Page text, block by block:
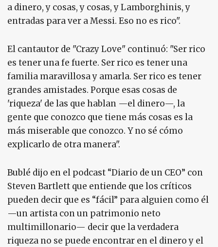
a dinero, y cosas, y cosas, y Lamborghinis, y
entradas para ver a Messi. Eso no es rico".
El cantautor de "Crazy Love" continuó: "Ser rico
es tener una fe fuerte. Ser rico es tener una
familia maravillosa y amarla. Ser rico es tener
grandes amistades. Porque esas cosas de
'riqueza' de las que hablan —el dinero—, la
gente que conozco que tiene más cosas es la
más miserable que conozco. Y no sé cómo
explicarlo de otra manera".
Bublé dijo en el podcast “Diario de un CEO” con
Steven Bartlett que entiende que los críticos
pueden decir que es “fácil” para alguien como él
—un artista con un patrimonio neto
multimillonario— decir que la verdadera
riqueza no se puede encontrar en el dinero y el